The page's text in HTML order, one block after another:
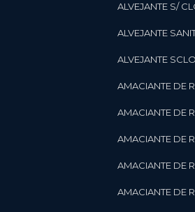
ALVEJANTE S/
ALVEJANTE
ALVEJANTE
AMACIANTE
AMACIANTE DE
AMACIANTE DE
AMACIANTE DE
AMACIANTE DE